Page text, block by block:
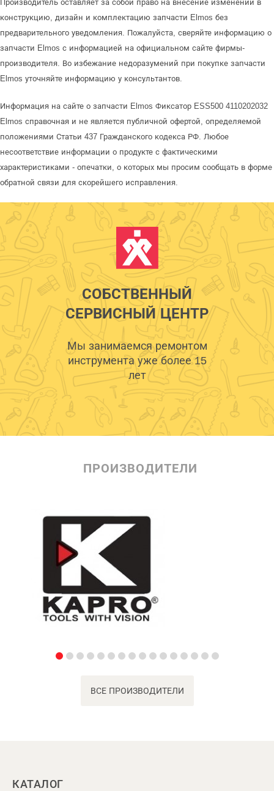
Производитель оставляет за собой право на внесение изменений в
конструкцию, дизайн и комплектацию запчасти Elmos без
предварительного уведомления. Пожалуйста, сверяйте информацию о
запчасти Elmos с информацией на официальном сайте фирмы-
производителя. Во избежание недоразумений при покупке запчасти
Elmos уточняйте информацию у консультантов.
Информация на сайте о запчасти Elmos Фиксатор ESS500 4110202032
Elmos справочная и не является публичной офертой, определяемой
положениями Статьи 437 Гражданского кодекса РФ. Любое
несоответствие информации о продукте с фактическими
характеристиками - опечатки, о которых мы просим сообщать в форме
обратной связи для скорейшего исправления.
СОБСТВЕННЫЙ
СЕРВИСНЫЙ ЦЕНТР
Мы занимаемся ремонтом
инструмента уже более 15
лет
ПРОИЗВОДИТЕЛИ
ВСЕ ПРОИЗВОДИТЕЛИ
КАТАЛОГ